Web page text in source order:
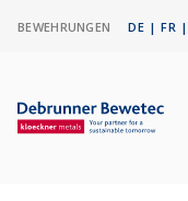
BEWEHRUNGEN |
FR
|
DE